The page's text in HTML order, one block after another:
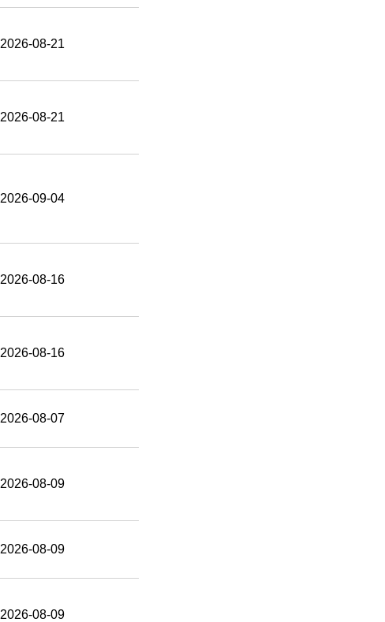
2026-08-21
2026-08-21
2026-09-04
2026-08-16
2026-08-16
2026-08-07
2026-08-09
2026-08-09
2026-08-09